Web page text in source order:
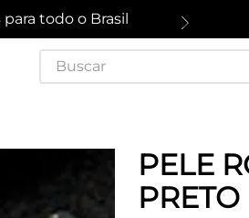
todo o Brasil
Buscar
PELE
PRETO